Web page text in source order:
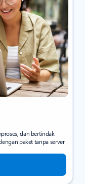
dan bertindak
paket tanpa server